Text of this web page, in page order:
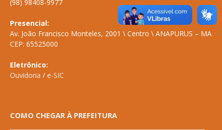
(98) 98408-9977
Presencial:
Av. João Francisco Monteles, 2001 \ Centro \ ANAPURUS – MA
CEP: 65525000
Eletrônico:
Ouvidoria / e-SIC
COMO CHEGAR À PREFEITURA